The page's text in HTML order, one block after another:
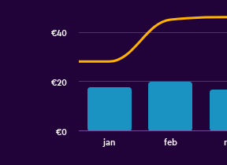
jan feb
€0
€20
€40
End